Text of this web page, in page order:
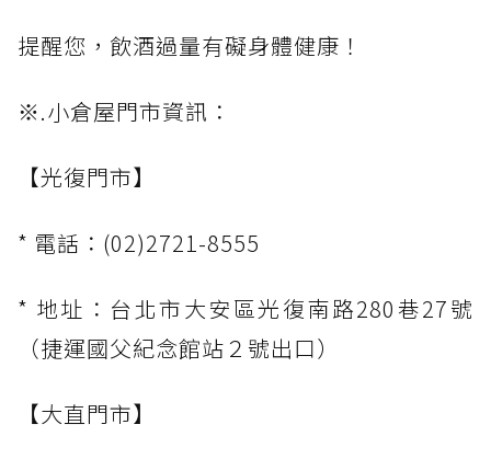
提醒您，飲酒過量有礙身體健康！
※.小倉屋門市資訊：
【光復門市】
* 電話：(02)2721-8555
* 地址：台北市大安區光復南路280巷27號
（捷運國父紀念館站２號出口）
【大直門市】